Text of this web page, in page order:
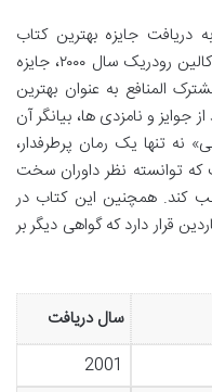
دریافت جایزه بهترین کتاب
خارجی در بخش رمان سال ۲۰۰۳، جایزه کالین رودریک سال ۲۰۰۰، جایزه
المنافع به عنوان بهترین
بلند از جوایز و نامزدی ها، بیانگر آن
نه تنها یک رمان پرطرفدار،
که توانسته نظر داوران سخت
کند. همچنین این کتاب در
قرار دارد که گواهی دیگر بر
سال دریافت
2001